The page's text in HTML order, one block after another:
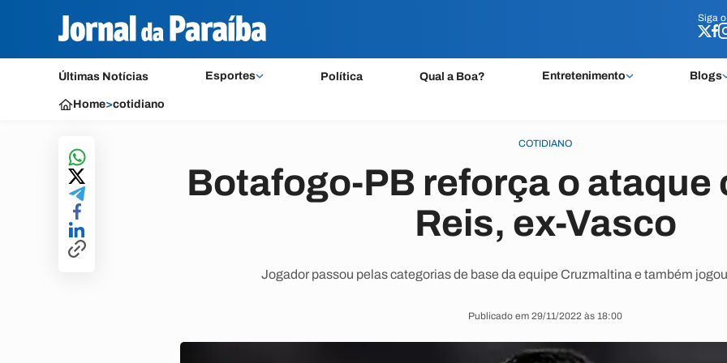
Siga o
Últimas Notícias Esportes Política Qual a Boa? Entretenimento Blogs
Siga o
Home>cotidiano
COTIDIANO
Botafogo-PB reforça o ataque
Reis, ex-Vasco
Jogador passou pelas categorias de base da equipe Cruzmaltina e também
Publicado em 29/11/2022 às 18:00